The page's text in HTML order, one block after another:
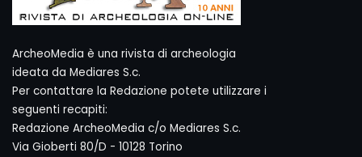
ArcheoMedia è una rivista di archeologia
ideata da Mediares S.c.
Per contattare la Redazione potete utilizzare i
seguenti recapiti:
Redazione ArcheoMedia c/o Mediares S.c.
Via Gioberti 80/D - 10128 Torino